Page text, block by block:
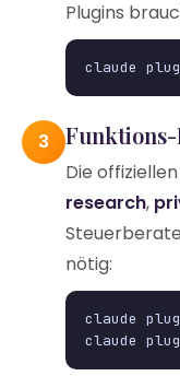
Plugins
claude
3
Die
research,
nötig:
claude
claude